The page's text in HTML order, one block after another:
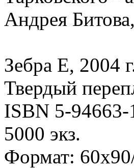
Андрея
Зебра Е, 2004
Твердый
ISBN 5-94663-
5000 экз.
Формат: